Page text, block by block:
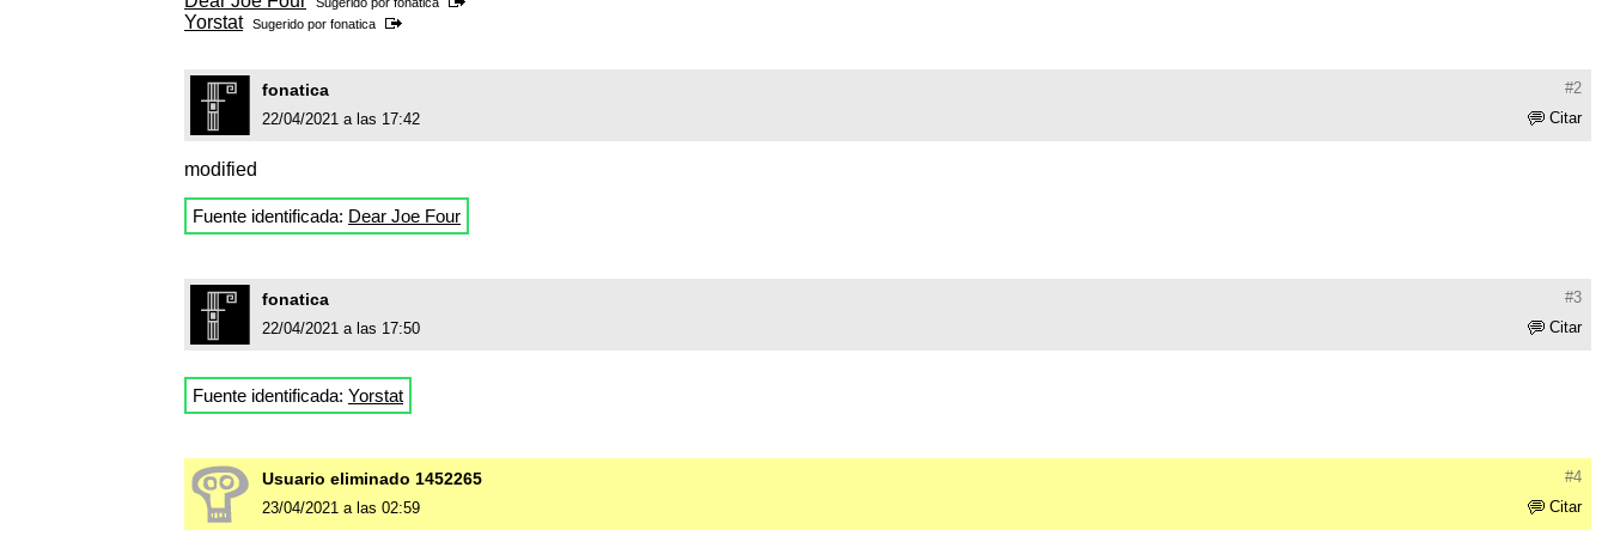
Yorstat Sugerido por fonatica
#2
fonatica
Citar
22/04/2021 a las 17:42
modified
Fuente identificada: Dear Joe Four
#3
fonatica
Citar
22/04/2021 a las 17:50
Fuente identificada: Yorstat
#4
Usuario eliminado 1452265
Citar
23/04/2021 a las 02:59